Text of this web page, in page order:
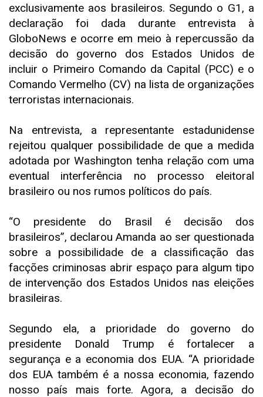
exclusivamente aos brasileiros. Segundo o G1, a
declaração foi dada durante entrevista à
GloboNews e ocorre em meio à repercussão da
decisão do governo dos Estados Unidos de
incluir o Primeiro Comando da Capital (PCC) e o
Comando Vermelho (CV) na lista de organizações
terroristas internacionais.
Na entrevista, a representante estadunidense
rejeitou qualquer possibilidade de que a medida
adotada por Washington tenha relação com uma
eventual interferência no processo eleitoral
brasileiro ou nos rumos políticos do país.
“O presidente do Brasil é decisão dos
brasileiros”, declarou Amanda ao ser questionada
sobre a possibilidade de a classificação das
facções criminosas abrir espaço para algum tipo
de intervenção dos Estados Unidos nas eleições
brasileiras.
Segundo ela, a prioridade do governo do
presidente Donald Trump é fortalecer a
segurança e a economia dos EUA. “A prioridade
dos EUA também é a nossa economia, fazendo
nosso país mais forte. Agora, a decisão do